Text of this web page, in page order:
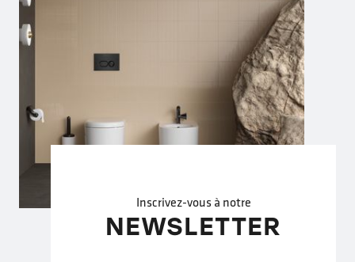
Inscrivez-vous à notre
NEWSLETTER